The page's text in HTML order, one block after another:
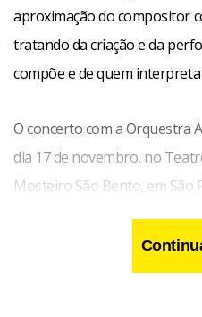
aproximação do compositor
tratando da criação e da
compõe e de quem
O concerto com a Orquestra
dia 17 de novembro, no
Mosteiro São Bento, em São
franca. No programa, o
suas composições: Jazzy
Cordas, composta em agosto